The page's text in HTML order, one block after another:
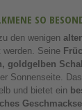
SO
den wenigen
werden. Seine
goldgelben
Sonnenseite. Das
und bietet ein